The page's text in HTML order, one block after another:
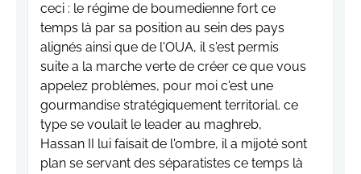
ceci : le régime de boumedienne fort ce
temps là par sa position au sein des pays
alignés ainsi que de l'OUA, il s'est permis
suite a la marche verte de créer ce que vous
appelez problèmes, pour moi c'est une
gourmandise stratégiquement territorial. ce
type se voulait le leader au maghreb,
Hassan II lui faisait de l'ombre, il a mijoté sont
plan se servant des séparatistes ce temps là